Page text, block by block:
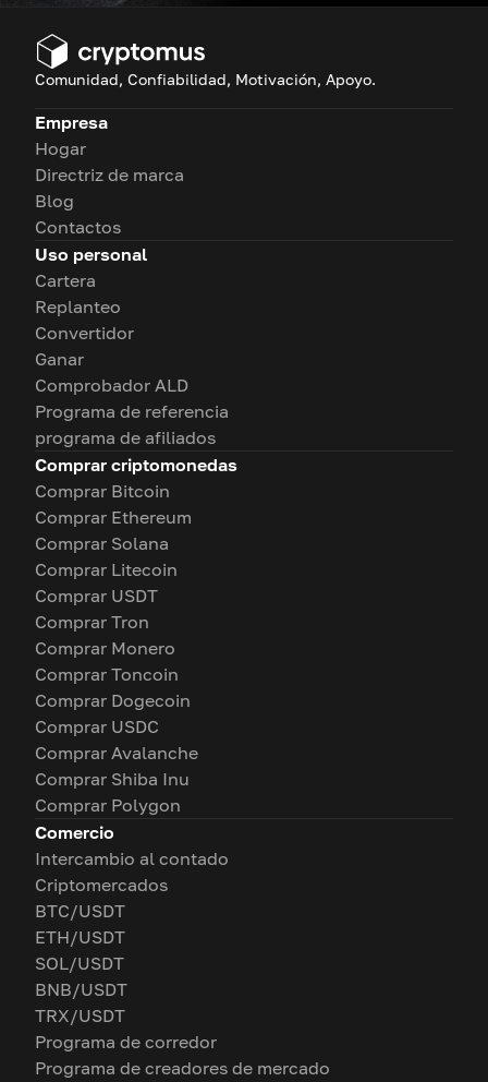
Comunidad, Confiabilidad, Motivación, Apoyo.
Empresa
Hogar
Directriz de marca
Blog
Contactos
Uso personal
Cartera
Replanteo
Convertidor
Ganar
Comprobador ALD
Programa de referencia
programa de afiliados
Comprar criptomonedas
Comprar Bitcoin
Comprar Ethereum
Comprar Solana
Comprar Litecoin
Comprar USDT
Comprar Tron
Comprar Monero
Comprar Toncoin
Comprar Dogecoin
Comprar USDC
Comprar Avalanche
Comprar Shiba Inu
Comprar Polygon
Comercio
Intercambio al contado
Criptomercados
BTC/USDT
ETH/USDT
SOL/USDT
BNB/USDT
TRX/USDT
Programa de corredor
Programa de creadores de mercado